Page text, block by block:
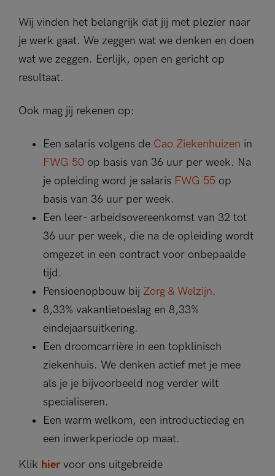
Wij vinden het belangrijk dat jij met plezier naar
je werk gaat. We zeggen wat we denken en doen
wat we zeggen. Eerlijk, open en gericht op
resultaat.
Ook mag jij rekenen op:
Een salaris volgens de Cao Ziekenhuizen in
FWG 50 op basis van 36 uur per week. Na
je opleiding word je salaris FWG 55 op
basis van 36 uur per week.
Een leer- arbeidsovereenkomst van 32 tot
36 uur per week, die na de opleiding wordt
omgezet in een contract voor onbepaalde
tijd.
Pensioenopbouw bij Zorg & Welzijn.
8,33% vakantietoeslag en 8,33%
eindejaarsuitkering.
Een droomcarrière in een topklinisch
ziekenhuis. We denken actief met je mee
als je je bijvoorbeeld nog verder wilt
specialiseren.
Een warm welkom, een introductiedag en
een inwerkperiode op maat.
Klik hier voor ons uitgebreide